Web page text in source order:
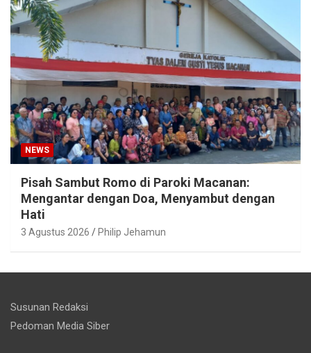
NEWS
Pisah Sambut Romo di Paroki Macanan:
Mengantar dengan Doa, Menyambut dengan
Hati
3 Agustus 2026 Philip Jehamun
Susunan Redaksi
Pedoman Media Siber